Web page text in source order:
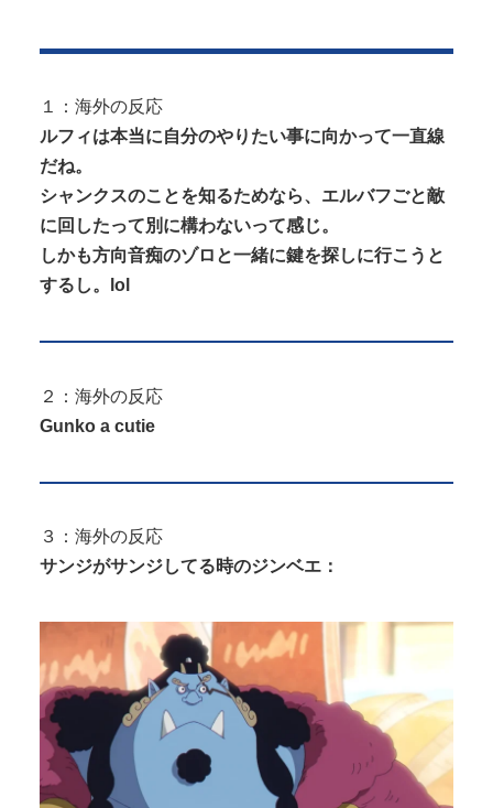
１：海外の反応
ルフィは本当に自分のやりたい事に向かって一直線
だね。
シャンクスのことを知るためなら、エルバフごと敵
に回したって別に構わないって感じ。
しかも方向音痴のゾロと一緒に鍵を探しに行こうと
するし。lol
２：海外の反応
Gunko a cutie
３：海外の反応
サンジがサンジしてる時のジンベエ：